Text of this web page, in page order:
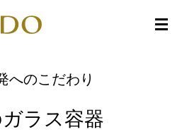
へのこだわり
ラス容器